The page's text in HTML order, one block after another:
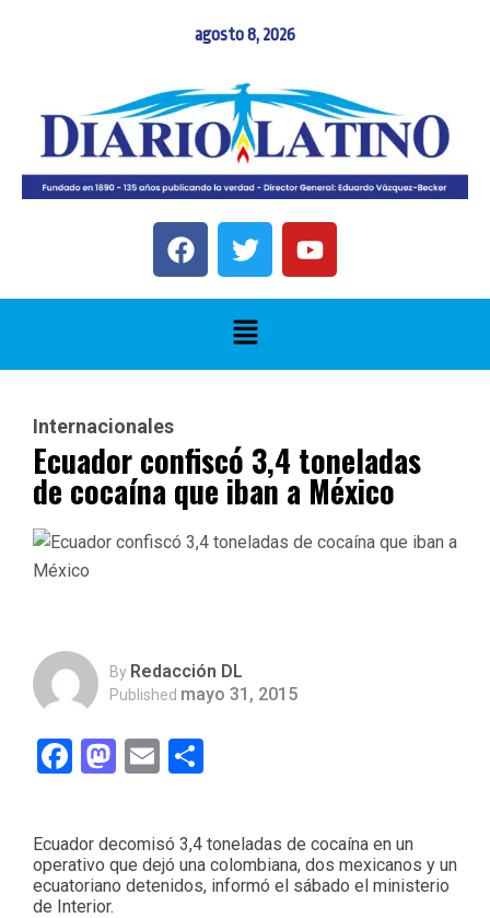
agosto 8, 2026
Internacionales
Ecuador confiscó 3,4 toneladas
de cocaína que iban a México
By Redacción DL
Published mayo 31, 2015
Facebook
Mastodon
Email
Ecuador decomisó 3,4 toneladas de cocaína en un
operativo que dejó una colombiana, dos mexicanos y un
ecuatoriano detenidos, informó el sábado el ministerio
de Interior.